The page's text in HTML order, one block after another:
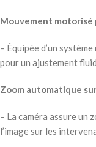
Mouvement motorisé
– Équipée d’un
pour un ajustement
Zoom automatique
– La caméra assure
l’image sur les